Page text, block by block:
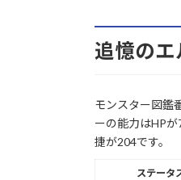
追憶のエ
モンスター図鑑
ーの能力はHP
捷が204です。
ステータ